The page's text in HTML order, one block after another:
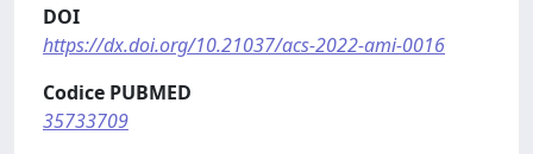
DOI
https://dx.doi.org/10.21037/acs-2022-ami-0016
Codice PUBMED
35733709